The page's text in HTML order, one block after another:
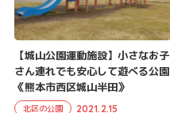
【城山公園運動施設】小さなお子
さん連れでも安心して遊べる公園
《熊本市西区城山半田》
北区の公園 2021.2.15